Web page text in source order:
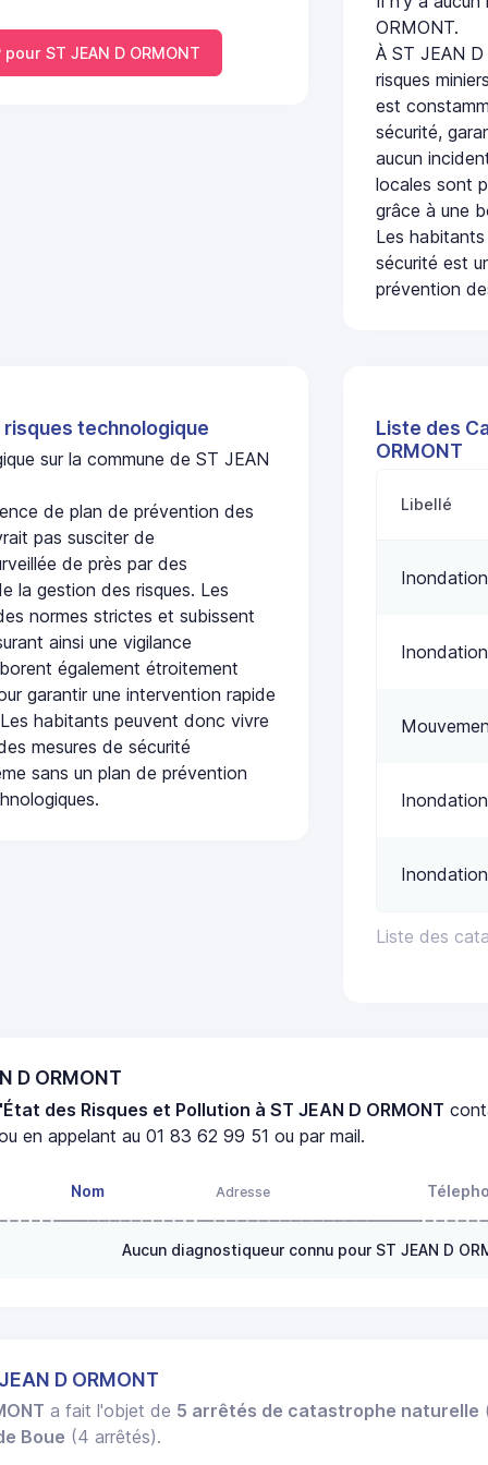
ST JEAN D ORMONT
ORMONT.
À ST JEAN
risques
est
sécurité,
aucun
locales sont
grâce à une
Les
sécurité est
prévention
technologique
sur la commune de ST JEAN
de plan de prévention des
pas susciter de
de près par des
la gestion des risques. Les
normes strictes et subissent
ainsi une vigilance
également étroitement
garantir une intervention rapide
habitants peuvent donc vivre
mesures de sécurité
sans un plan de prévention
Liste des
ORMONT
Liste des
Libellé
D ORMONT
des Risques et Pollution à ST JEAN D ORMONT
en appelant au 01 83 62 99 51 ou par mail.
Nom Adresse
Aucun diagnostiqueur connu pour ST JEAN D
D ORMONT
a fait l'objet de 5 arrêtés de catastrophe naturelle
Boue (4 arrêtés).